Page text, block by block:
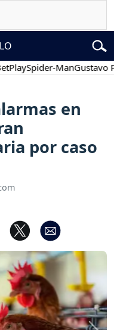
Spider-ManGustavo Petro
en
por caso